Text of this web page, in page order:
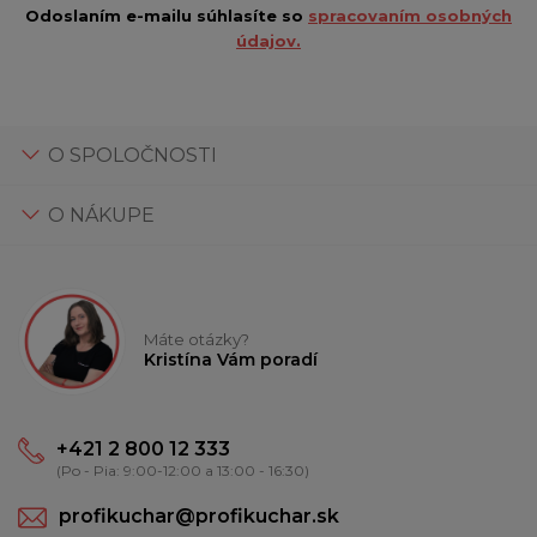
Odoslaním e-mailu súhlasíte so spracovaním osobných
údajov.
O SPOLOČNOSTI
O NÁKUPE
Máte otázky?
Kristína Vám poradí
+421 2 800 12 333
(Po - Pia: 9:00-12:00 a 13:00 - 16:30)
profikuchar@profikuchar.sk